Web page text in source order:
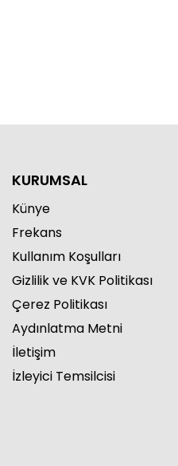
KURUMSAL
Künye
Frekans
Kullanım Koşulları
Gizlilik ve KVK Politikası
Çerez Politikası
Aydınlatma Metni
İletişim
İzleyici Temsilcisi